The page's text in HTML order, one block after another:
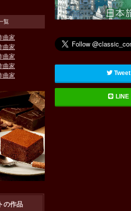
Tweet
LINE
覧
曲家
曲家
曲家
曲家
曲家
の作品